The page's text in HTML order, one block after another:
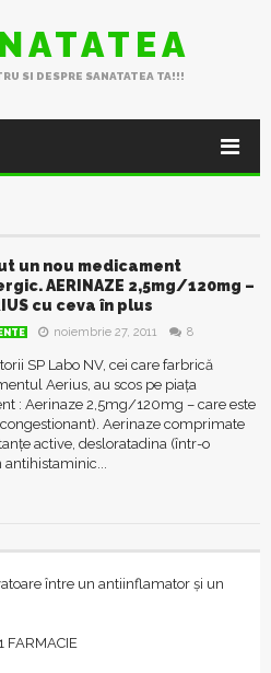
SI DESPRE SANATATEA TA!!!
un nou medicament
AERINAZE 2,5mg/120mg –
cu ceva în plus
noiembrie 27, 2011 8
SP Labo NV, cei care farbrică
Aerius, au scos pe piața
: Aerinaze 2,5mg/120mg – care este
Aerinaze comprimate
active, desloratadina (într-o
antihistaminic...
între un antiinflamator și un
FARMACIE